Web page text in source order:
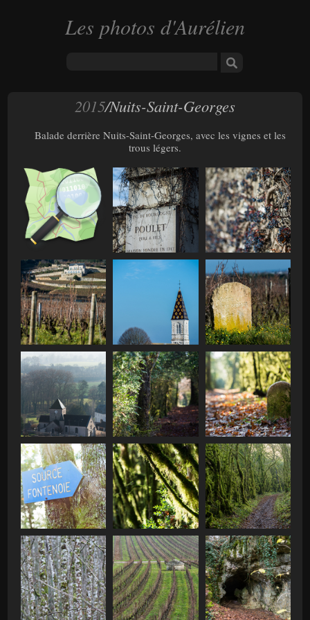
Les photos d'Aurélien
2015/Nuits-Saint-Georges
Balade derrière Nuits-Saint-Georges, avec les vignes et les
trous légers.